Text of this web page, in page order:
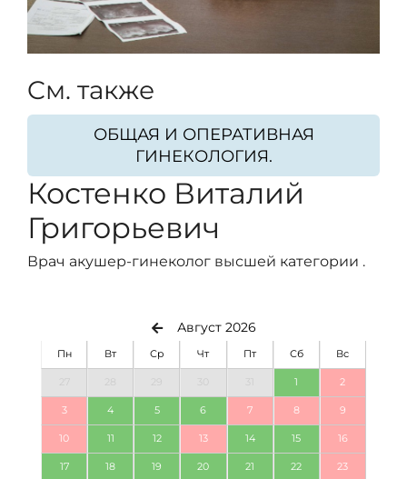
Cм. также
ОБЩАЯ И ОПЕРАТИВНАЯ
ГИНЕКОЛОГИЯ.
Костенко Виталий
Григорьевич
Врач акушер-гинеколог высшей категории .
Август 2026
Пн Вт Ср Чт Пт Сб Вс
1 2
3 4 5 6 7 8 9
10 11 12 13 14 15 16
17 18 19 20 21 22 23